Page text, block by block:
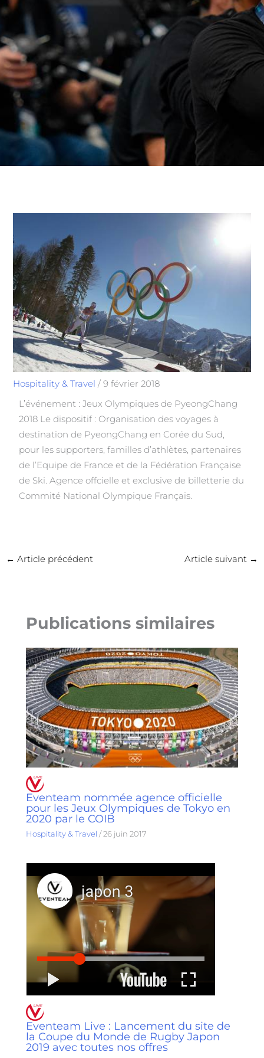
Hospitality & Travel /9 février 2018
L’événement : Jeux Olympiques de PyeongChang
2018 Le dispositif : Organisation des voyages à
destination de PyeongChang en Corée du Sud,
pour les supporters, familles d’athlètes, partenaires
de l’Equipe de France et de la Fédération Française
de Ski. Agence offcielle et exclusive de billetterie du
Commité National Olympique Français.
← Article précédent Article suivant →
Publications similaires
Eventeam nommée agence officielle
pour les Jeux Olympiques de Tokyo en
2020 par le COIB
Hospitality & Travel /26 juin 2017
Eventeam Live : Lancement du site de
la Coupe du Monde de Rugby Japon
2019 avec toutes nos offres